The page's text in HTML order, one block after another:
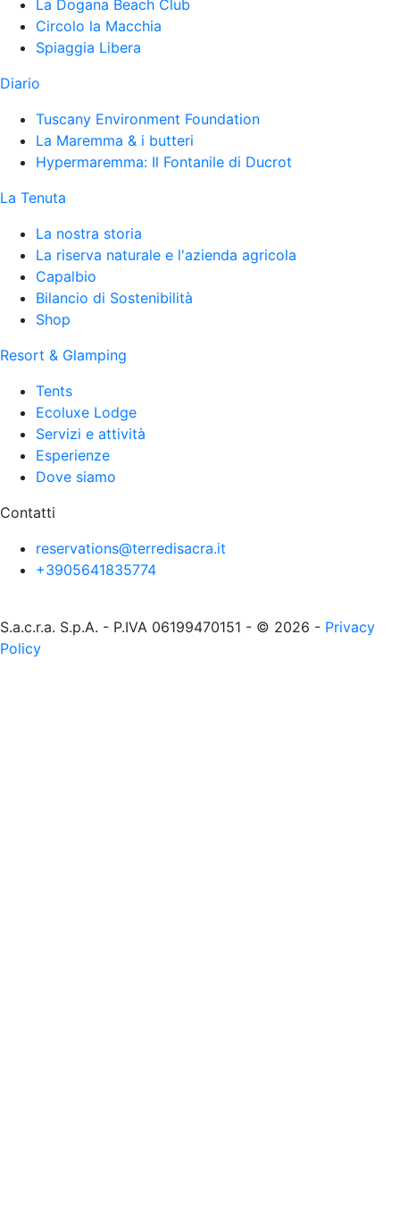
La Dogana Beach Club
Circolo la Macchia
Spiaggia Libera
Diario
Tuscany Environment Foundation
La Maremma & i butteri
Hypermaremma: Il Fontanile di Ducrot
La Tenuta
La nostra storia
La riserva naturale e l'azienda agricola
Capalbio
Bilancio di Sostenibilità
Shop
Resort & Glamping
Tents
Ecoluxe Lodge
Servizi e attività
Esperienze
Dove siamo
Contatti
reservations@terredisacra.it
+3905641835774
S.a.c.r.a. S.p.A. - P.IVA 06199470151 - © 2026 - Privacy
Policy